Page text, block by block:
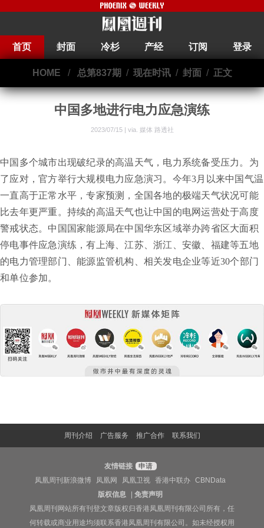
首页 封面 冷杉 产经 订阅 登录
HOME / 总第837期 / 现在时讯/ 封面/ 正文
中国多地进行电力应急演练
2023/07/15 | via. 媒体 路透社
中国多个城市出现破纪录的高温天气，电力系统备受压力。为
了应对，官方举行大规模电力应急演习。今年3月以来中国气温
一直高于正常水平，专家预测，全国各地的极端天气状况可能
比去年更严重。持续的高温天气也让中国的电网运营处于高度
警戒状态。中国国家能源局在中国华东区域举办跨省区大面积
停电事件应急演练，有上海、江苏、浙江、安徽、福建等五地
的电力管理部门、能源监管机构、相关发电企业等近30个部门
和单位参加。
周刊介绍 广告服务 推广合作 联系我们
友情链接
申请
凤凰周刊新浪微博
凤凰网 凤凰卫视 香港中联办
CBNData
版权信息
|免责声明
凤凰周刊网站所有刊登文章版权归香港凤凰周刊有限公司所有，任
何转载或商业用途均须联系香港凤凰周刊有限公司。如未经授权用